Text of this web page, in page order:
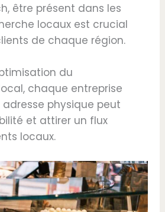
être présent dans les
locaux est crucial
de chaque région.
du
chaque entreprise
adresse physique peut
et attirer un flux
locaux.